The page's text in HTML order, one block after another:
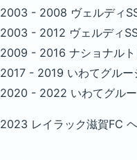
2003 - 2008 ヴェルディ
2003 - 2012 ヴェルディ
2009 - 2016 ナショナル
2017 - 2019 いわてグル
2020 - 2022 いわてグル
2023 レイラック滋賀FC